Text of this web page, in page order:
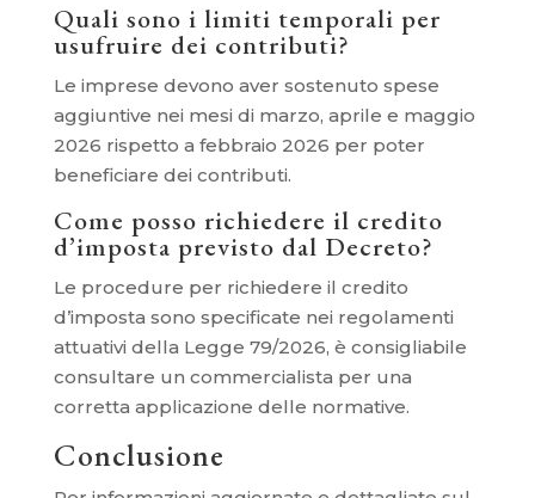
Quali sono i limiti temporali per
usufruire dei contributi?
Le imprese devono aver sostenuto spese
aggiuntive nei mesi di marzo, aprile e maggio
2026 rispetto a febbraio 2026 per poter
beneficiare dei contributi.
Come posso richiedere il credito
d’imposta previsto dal Decreto?
Le procedure per richiedere il credito
d’imposta sono specificate nei regolamenti
attuativi della Legge 79/2026, è consigliabile
consultare un commercialista per una
corretta applicazione delle normative.
Conclusione